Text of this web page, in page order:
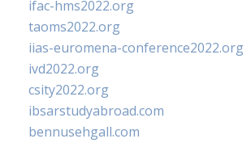
ifac-hms2022.org
taoms2022.org
iias-euromena-conference2022.org
ivd2022.org
csity2022.org
ibsarstudyabroad.com
bennusehgall.com